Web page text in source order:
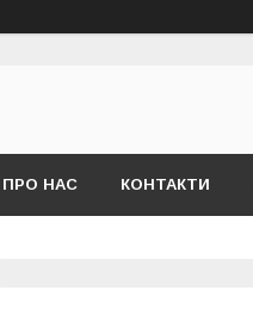
ПРО НАС КОНТАКТИ